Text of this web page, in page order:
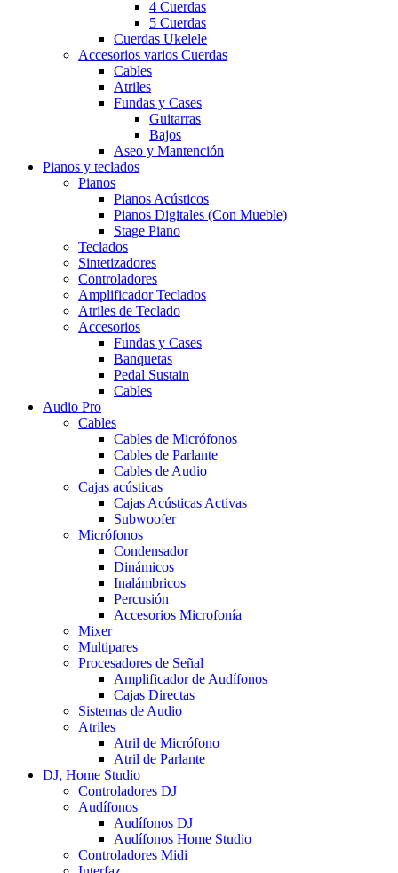
4 Cuerdas
5 Cuerdas
Cuerdas Ukelele
Accesorios varios Cuerdas
Cables
Atriles
Fundas y Cases
Guitarras
Bajos
Aseo y Mantención
Pianos y teclados
Pianos
Pianos Acústicos
Pianos Digitales (Con Mueble)
Stage Piano
Teclados
Sintetizadores
Controladores
Amplificador Teclados
Atriles de Teclado
Accesorios
Fundas y Cases
Banquetas
Pedal Sustain
Cables
Audio Pro
Cables
Cables de Micrófonos
Cables de Parlante
Cables de Audio
Cajas acústicas
Cajas Acústicas Activas
Subwoofer
Micrófonos
Condensador
Dinámicos
Inalámbricos
Percusión
Accesorios Microfonía
Mixer
Multipares
Procesadores de Señal
Amplificador de Audífonos
Cajas Directas
Sistemas de Audio
Atriles
Atril de Micrófono
Atril de Parlante
DJ, Home Studio
Controladores DJ
Audífonos
Audífonos DJ
Audífonos Home Studio
Controladores Midi